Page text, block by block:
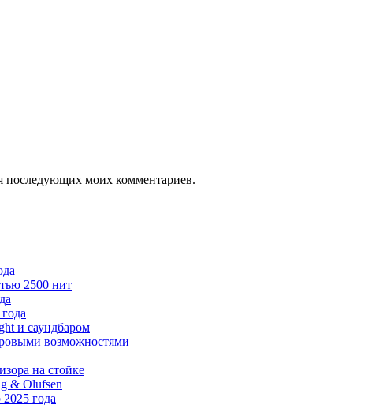
последующих моих комментариев.
2500 нит
и саундбаром
возможностями
на стойке
& Olufsen
года